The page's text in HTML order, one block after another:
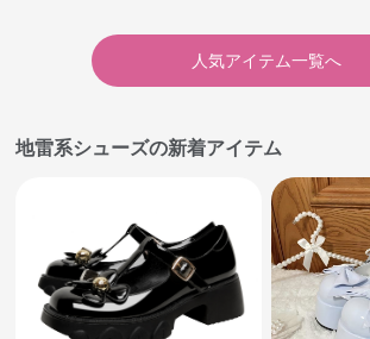
人気アイテム一覧へ
地雷系シューズの新着アイテム